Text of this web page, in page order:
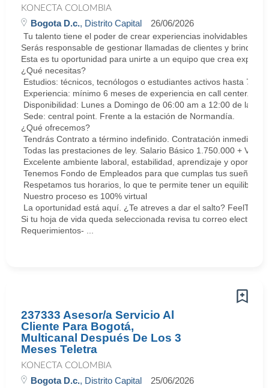
KONECTA COLOMBIA
Bogota D.c., Distrito Capital 26/06/2026
Tu talento tiene el poder de crear experiencias inolvidables.
Serás responsable de gestionar llamadas de clientes y brindar
Esta es tu oportunidad para unirte a un equipo que crea
¿Qué necesitas?
Estudios: técnicos, tecnólogos o estudiantes activos hasta 7
Experiencia: mínimo 6 meses de experiencia en call center.
Disponibilidad: Lunes a Domingo de 06:00 am a 12:00 de la
Sede: central point. Frente a la estación de Normandía.
¿Qué ofrecemos?
Tendrás Contrato a término indefinido. Contratación inmediata.
Todas las prestaciones de ley. Salario Básico 1.750.000 +
Excelente ambiente laboral, estabilidad, aprendizaje y
Tenemos Fondo de Empleados para que cumplas tus sueños y
Respetamos tus horarios, lo que te permite tener un equilibrio
Nuestro proceso es 100% virtual
La oportunidad está aquí. ¿Te atreves a dar el salto?
Si tu hoja de vida queda seleccionada revisa tu correo
Requerimientos- ...
237333 Asesor/a Servicio Al
Cliente Para Bogotá,
Multicanal Después De Los 3
Meses Teletra
KONECTA COLOMBIA
Bogota D.c., Distrito Capital 25/06/2026